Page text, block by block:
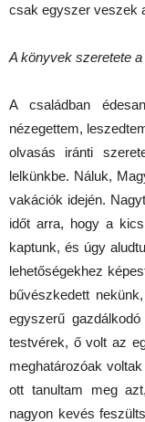
csak egyszer veszek
A könyvek szeretete
A családban
nézegettem,
olvasás iránti
lelkünkbe. Náluk,
vakációk idején.
időt arra, hogy a
kaptunk, és úgy
lehetőségekhez
bűvészkedett
egyszerű
testvérek, ő volt az
meghatározóak
ott tanultam meg
nagyon kevés